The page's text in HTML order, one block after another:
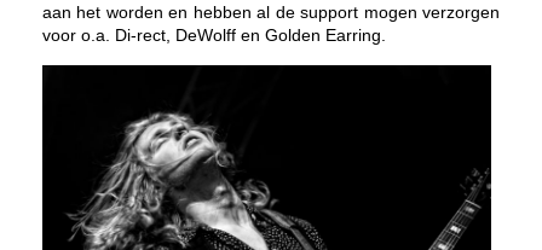
aan het worden en hebben al de support mogen verzorgen
voor o.a. Di-rect, DeWolff en Golden Earring.